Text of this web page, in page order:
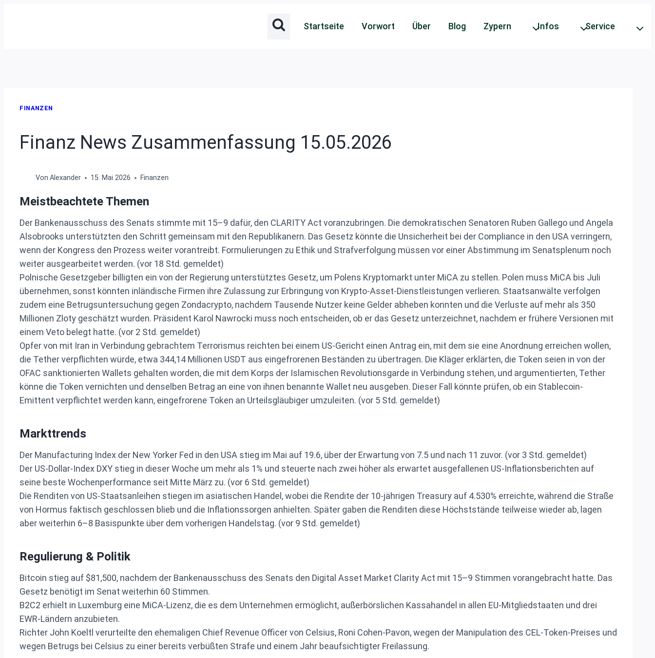
Startseite Vorwort Über Blog Zypern Infos Service
FINANZEN
Finanz News Zusammenfassung 15.05.2026
Von Alexander 15. Mai 2026 Finanzen
Meistbeachtete Themen
Der Bankenausschuss des Senats stimmte mit 15–9 dafür, den CLARITY Act voranzubringen. Die demokratischen Senatoren Ruben Gallego und Angela
Alsobrooks unterstützten den Schritt gemeinsam mit den Republikanern. Das Gesetz könnte die Unsicherheit bei der Compliance in den USA verringern,
wenn der Kongress den Prozess weiter vorantreibt. Formulierungen zu Ethik und Strafverfolgung müssen vor einer Abstimmung im Senatsplenum noch
weiter ausgearbeitet werden. (vor 18 Std. gemeldet)
Polnische Gesetzgeber billigten ein von der Regierung unterstütztes Gesetz, um Polens Kryptomarkt unter MiCA zu stellen. Polen muss MiCA bis Juli
übernehmen, sonst könnten inländische Firmen ihre Zulassung zur Erbringung von Krypto-Asset-Dienstleistungen verlieren. Staatsanwälte verfolgen
zudem eine Betrugsuntersuchung gegen Zondacrypto, nachdem Tausende Nutzer keine Gelder abheben konnten und die Verluste auf mehr als 350
Millionen Zloty geschätzt wurden. Präsident Karol Nawrocki muss noch entscheiden, ob er das Gesetz unterzeichnet, nachdem er frühere Versionen mit
einem Veto belegt hatte. (vor 2 Std. gemeldet)
Opfer von mit Iran in Verbindung gebrachtem Terrorismus reichten bei einem US-Gericht einen Antrag ein, mit dem sie eine Anordnung erreichen wollen,
die Tether verpflichten würde, etwa 344,14 Millionen USDT aus eingefrorenen Beständen zu übertragen. Die Kläger erklärten, die Token seien in von der
OFAC sanktionierten Wallets gehalten worden, die mit dem Korps der Islamischen Revolutionsgarde in Verbindung stehen, und argumentierten, Tether
könne die Token vernichten und denselben Betrag an eine von ihnen benannte Wallet neu ausgeben. Dieser Fall könnte prüfen, ob ein Stablecoin-
Emittent verpflichtet werden kann, eingefrorene Token an Urteilsgläubiger umzuleiten. (vor 5 Std. gemeldet)
Markttrends
Der Manufacturing Index der New Yorker Fed in den USA stieg im Mai auf 19.6, über der Erwartung von 7.5 und nach 11 zuvor. (vor 3 Std. gemeldet)
Der US-Dollar-Index DXY stieg in dieser Woche um mehr als 1% und steuerte nach zwei höher als erwartet ausgefallenen US-Inflationsberichten auf
seine beste Wochenperformance seit Mitte März zu. (vor 6 Std. gemeldet)
Die Renditen von US-Staatsanleihen stiegen im asiatischen Handel, wobei die Rendite der 10-jährigen Treasury auf 4.530% erreichte, während die Straße
von Hormus faktisch geschlossen blieb und die Inflationssorgen anhielten. Später gaben die Renditen diese Höchststände teilweise wieder ab, lagen
aber weiterhin 6–8 Basispunkte über dem vorherigen Handelstag. (vor 9 Std. gemeldet)
Regulierung & Politik
Bitcoin stieg auf $81,500, nachdem der Bankenausschuss des Senats den Digital Asset Market Clarity Act mit 15–9 Stimmen vorangebracht hatte. Das
Gesetz benötigt im Senat weiterhin 60 Stimmen.
B2C2 erhielt in Luxemburg eine MiCA-Lizenz, die es dem Unternehmen ermöglicht, außerbörslichen Kassahandel in allen EU-Mitgliedstaaten und drei
EWR-Ländern anzubieten.
Richter John Koeltl verurteilte den ehemaligen Chief Revenue Officer von Celsius, Roni Cohen-Pavon, wegen der Manipulation des CEL-Token-Preises und
wegen Betrugs bei Celsius zu einer bereits verbüßten Strafe und einem Jahr beaufsichtigter Freilassung.